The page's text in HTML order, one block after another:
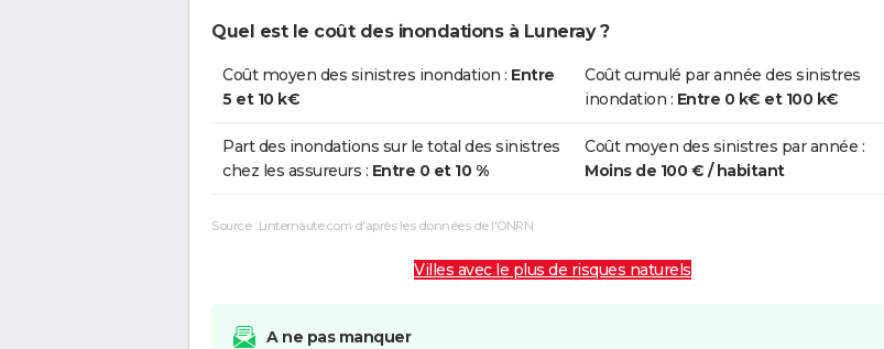
Quel est le coût des inondations à Luneray ?
Coût moyen des sinistres inondation : Entre
5 et 10 k€
Coût cumulé par année des sinistres
inondation : Entre 0 k€ et 100 k€
Part des inondations sur le total des sinistres
chez les assureurs : Entre 0 et 10 %
Coût moyen des sinistres par année :
Moins de 100 € / habitant
Source : Linternaute.com d'après les données de l'ONRN
Villes avec le plus de risques naturels
A ne pas manquer